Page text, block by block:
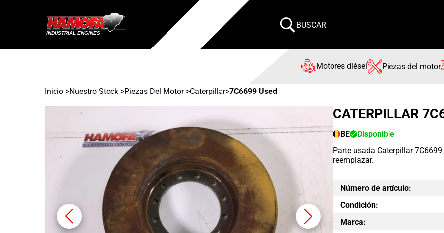
BUSCAR
Motores diésel Piezas del motor
Inicio >Nuestro Stock >Piezas Del Motor >Caterpillar>7C6699 Used
CATERPILLAR
BE
Disponible
Parte usada Caterpillar
reemplazar.
Número de artículo:
Condición:
Marca: